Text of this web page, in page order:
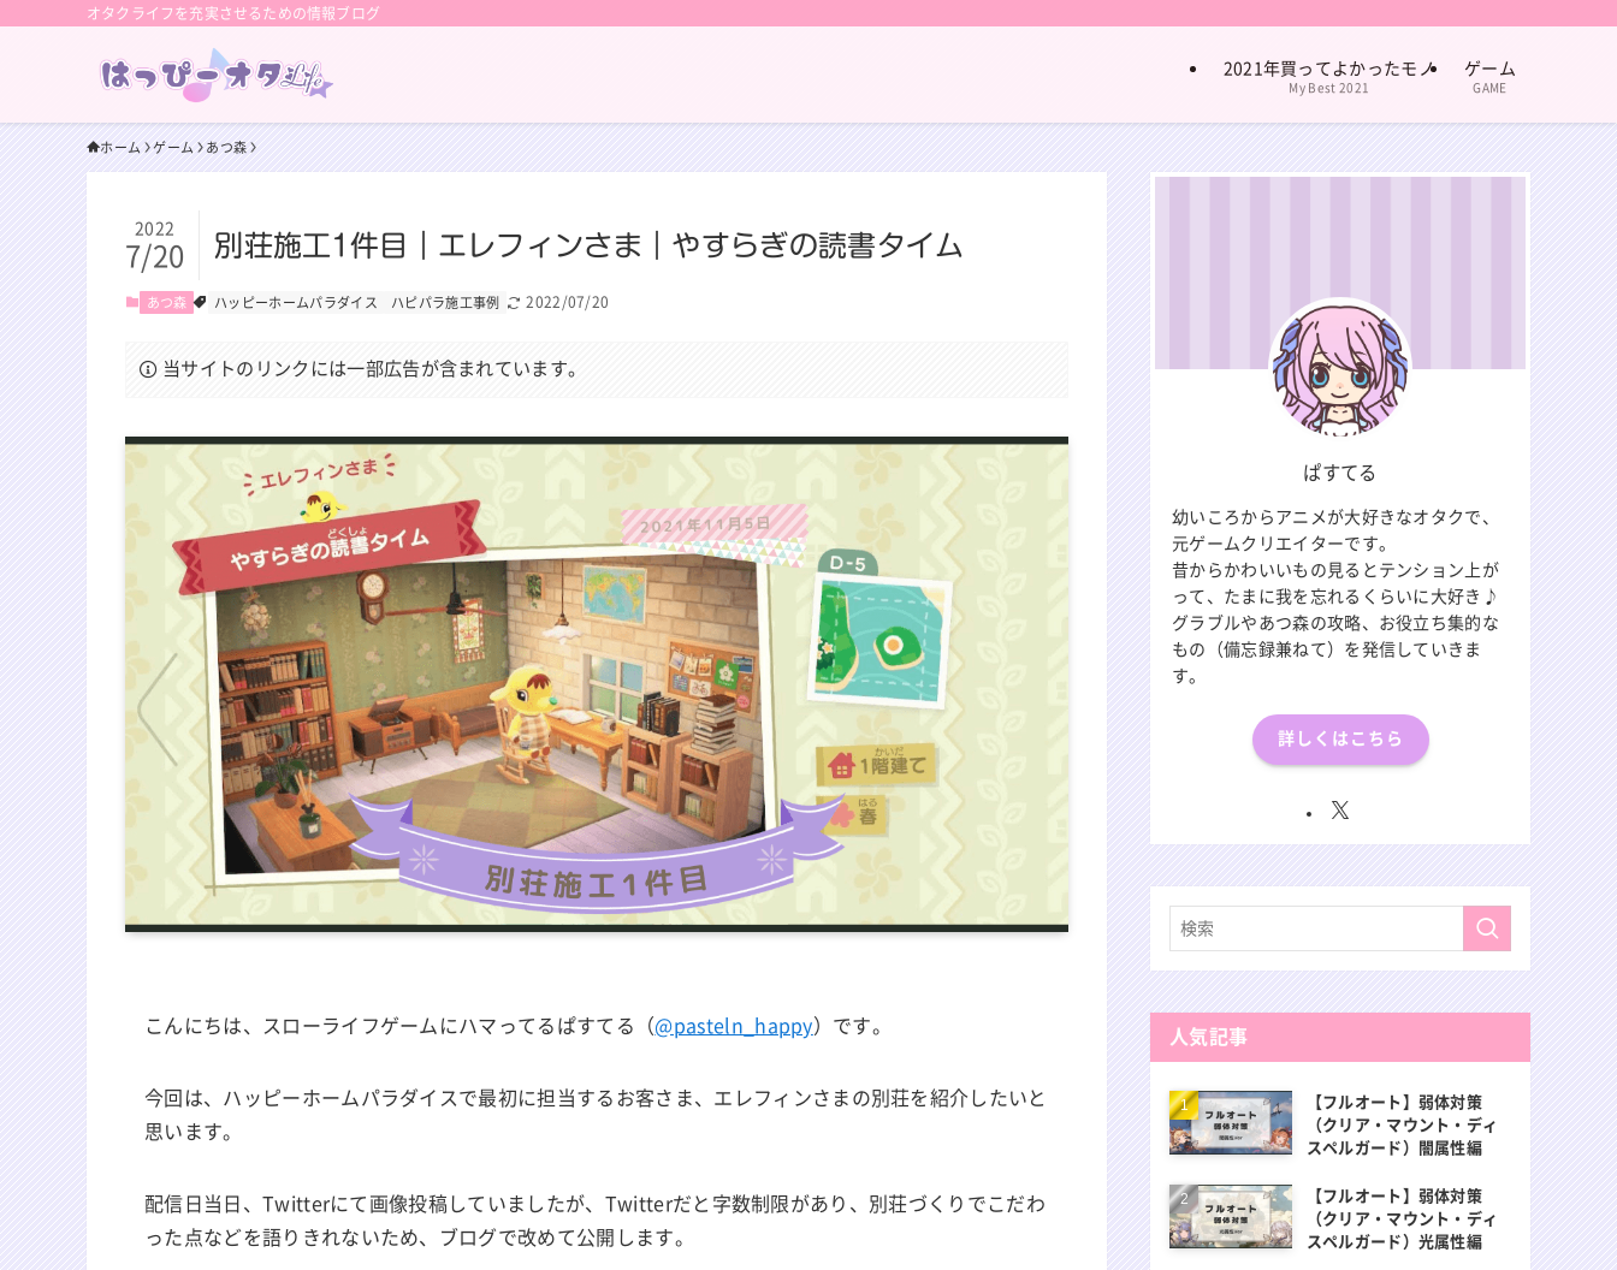
オタクライフを充実させるための情報ブログ
2021年買ってよかったモノ
My Best 2021
ゲーム
GAME
ホーム ゲーム あつ森
別荘施工1件目｜エレフィンさま｜やすらぎの読書タイム
2022
7/20
あつ森 ハッピーホームパラダイス ハピパラ施工事例 2022/07/20
当サイトのリンクには一部広告が含まれています。
こんにちは、スローライフゲームにハマってるぱすてる（@pasteln_happy）です。
今回は、ハッピーホームパラダイスで最初に担当するお客さま、エレフィンさまの別荘を紹介したいと
思います。
配信日当日、Twitterにて画像投稿していましたが、Twitterだと字数制限があり、別荘づくりでこだわ
った点などを語りきれないため、ブログで改めて公開します。
ぱすてる
幼いころからアニメが大好きなオタクで、
元ゲームクリエイターです。
昔からかわいいもの見るとテンション上が
って、たまに我を忘れるくらいに大好き♪
グラブルやあつ森の攻略、お役立ち集的な
もの（備忘録兼ねて）を発信していきま
す。
詳しくはこちら
人気記事
【フルオート】弱体対策
（クリア・マウント・ディ
スペルガード）闇属性編
【フルオート】弱体対策
（クリア・マウント・ディ
スペルガード）光属性編